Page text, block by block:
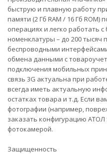
быструю и плавную работу
памяти (2 Гб RAM / 16 Гб
операциях и легко работать
номенклатуры – до 200 тысяч
беспроводными
обмена данными с
подключения мобильных
связь 3G актуальна при
всегда иметь актуальную
остатках товара и т.д. Если
фотографии (например,
заказать конфигурацию АТОЛ
фотокамерой.
Защищенность